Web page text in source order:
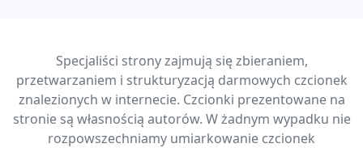
Specjaliści strony zajmują się zbieraniem,
przetwarzaniem i strukturyzacją darmowych czcionek
znalezionych w internecie. Czcionki prezentowane na
stronie są własnością autorów. W żadnym wypadku nie
rozpowszechniamy umiarkowanie czcionek